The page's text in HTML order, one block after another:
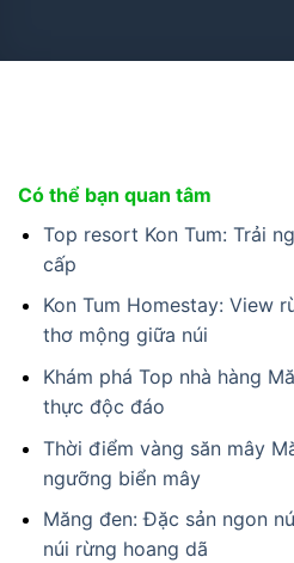
Có thể bạn quan tâm
Top resort Kon Tum: Trải
cấp
Kon Tum Homestay: View
thơ mộng giữa núi
Khám phá Top nhà hàng
thực độc đáo
Thời điểm vàng săn mây
ngưỡng biển mây
Măng đen: Đặc sản ngon
núi rừng hoang dã